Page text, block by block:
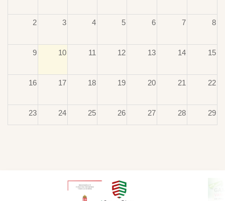
2 3 4 5 6 7 8
9 10 11 12 13 14 15
16 17 18 19 20 21 22
23 24 25 26 27 28 29